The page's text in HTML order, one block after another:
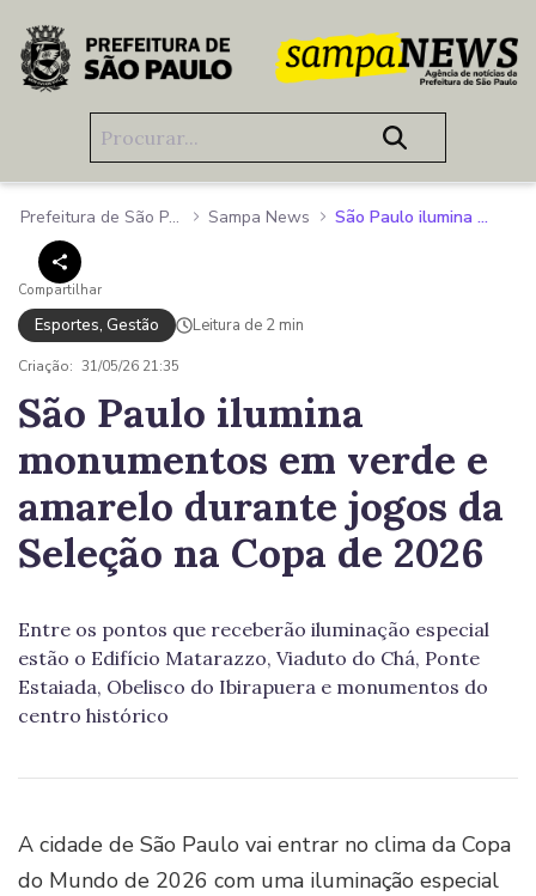
Pular para o Conteúdo principal
Prefeitura de São Paulo Sampa News São Paulo ilumina monumentos em verde e amarelo durante jogos da Seleção na Copa de 2026
Compartilhar
Esportes, Gestão Leitura de 2 min
Criação: 31/05/26 21:35
São Paulo ilumina
monumentos em verde e
amarelo durante jogos da
Seleção na Copa de 2026
Entre os pontos que receberão iluminação especial
estão o Edifício Matarazzo, Viaduto do Chá, Ponte
Estaiada, Obelisco do Ibirapuera e monumentos do
centro histórico
A cidade de São Paulo vai entrar no clima da Copa
do Mundo de 2026 com uma iluminação especial